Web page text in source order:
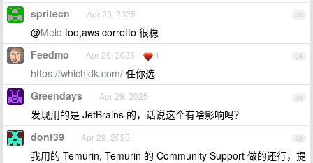
33
spritecn Apr 29, 2025
@Meld too,aws corretto 很稳
34
Feedmo Apr 29, 2025 1
https://whichjdk.com/ 任你选
35
Greendays Apr 29, 2025
发现用的是 JetBrains 的，话说这个有啥影响吗？
36
dont39 Apr 29, 2025
我用的 Temurin, Temurin 的 Community Support 做的还行，提